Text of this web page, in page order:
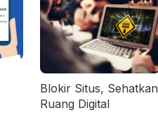
Blokir Situs, Sehatkan
Ruang Digital